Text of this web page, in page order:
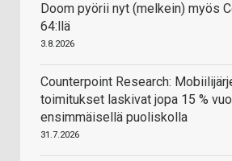
Doom pyörii nyt (melkein) myös
64:llä
3.8.2026
Counterpoint Research:
toimitukset laskivat jopa 15 %
ensimmäisellä puoliskolla
31.7.2026